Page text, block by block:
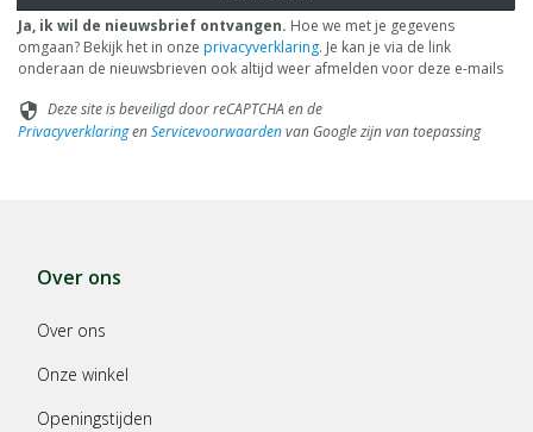
Ja, ik wil de nieuwsbrief ontvangen. Hoe we met je gegevens
omgaan? Bekijk het in onze privacyverklaring. Je kan je via de link
onderaan de nieuwsbrieven ook altijd weer afmelden voor deze e-mails
security Deze site is beveiligd door reCAPTCHA en de
PrivacyverklaringenServicevoorwaardenvan Google zijn van toepassing
Over ons
Over ons
Onze winkel
Openingstijden